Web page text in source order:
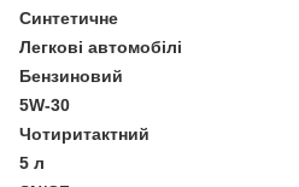
Синтетичне
Легкові автомобілі
Бензиновий
5W-30
Чотиритактний
5 л